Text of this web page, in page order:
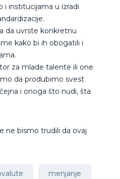
institucijama u izradi
da uvrste konkretnu
kako bi ih obogatili i
za mlade talente ili one
da produbimo svest
i onoga što nudi, šta
ne bismo trudili da ovaj
menjanje